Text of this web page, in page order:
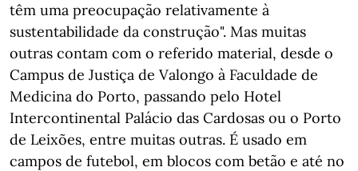
têm uma preocupação relativamente à
sustentabilidade da construção". Mas muitas
outras contam com o referido material, desde o
Campus de Justiça de Valongo à Faculdade de
Medicina do Porto, passando pelo Hotel
Intercontinental Palácio das Cardosas ou o Porto
de Leixões, entre muitas outras. É usado em
campos de futebol, em blocos com betão e até no